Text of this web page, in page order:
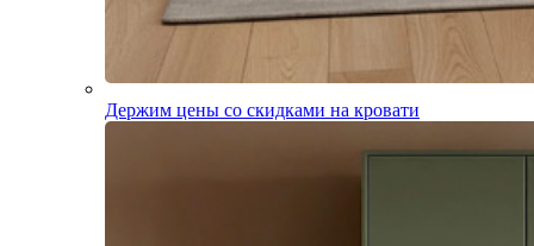
Держим цены со скидками на кровати